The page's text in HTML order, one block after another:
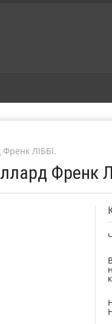
ЛІББІ.
Френк